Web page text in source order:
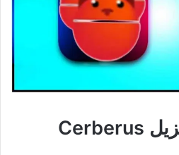
معلومات حول تنزيل Cerberus